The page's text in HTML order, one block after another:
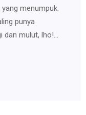
menumpuk.
punya
dan mulut, lho!…